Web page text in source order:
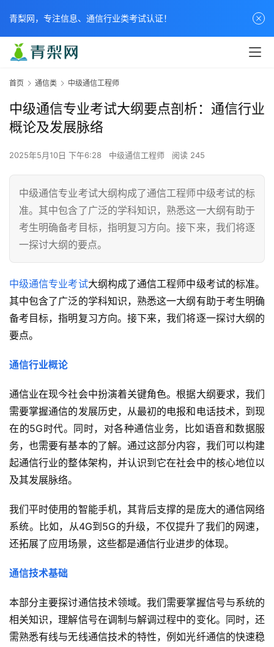
首页 通信类 中级通信工程师
中级通信专业考试大纲要点剖析：通信行业
概论及发展脉络
2025年5月10日 下午6:28 中级通信工程师 阅读 245
中级通信专业考试大纲构成了通信工程师中级考试的标
准。其中包含了广泛的学科知识，熟悉这一大纲有助于
考生明确备考目标，指明复习方向。接下来，我们将逐
一探讨大纲的要点。
中级通信专业考试大纲构成了通信工程师中级考试的标准。
其中包含了广泛的学科知识，熟悉这一大纲有助于考生明确
备考目标，指明复习方向。接下来，我们将逐一探讨大纲的
要点。
通信行业概论
通信业在现今社会中扮演着关键角色。根据大纲要求，我们
需要掌握通信的发展历史，从最初的电报和电话技术，到现
在的5G时代。同时，对各种通信业务，比如语音和数据服
务，也需要有基本的了解。通过这部分内容，我们可以构建
起通信行业的整体架构，并认识到它在社会中的核心地位以
及其发展脉络。
我们平时使用的智能手机，其背后支撑的是庞大的通信网络
系统。比如，从4G到5G的升级，不仅提升了我们的网速，
还拓展了应用场景，这些都是通信行业进步的体现。
通信技术基础
本部分主要探讨通信技术领域。我们需要掌握信号与系统的
相关知识，理解信号在调制与解调过程中的变化。同时，还
需熟悉有线与无线通信技术的特性，例如光纤通信的快速稳
青梨网，专注信息、通信行业类考试认证！